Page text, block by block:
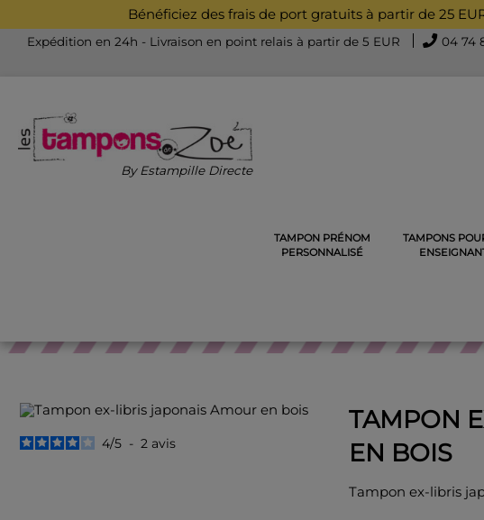
Bénéficiez des frais de port gratuits à partir de 25
Expédition en 24h - Livraison en point relais à partir de 5 EUR 04 74
By Estampille Directe
TAMPON PRÉNOM
PERSONNALISÉ
TAMPONS
PINCE À GAUFRER, EX-LIBRIS, CACHET DE CIRE TAMPON
TAMPON
EN BOIS
Tampon ex-libris
4/5 - 2 avis